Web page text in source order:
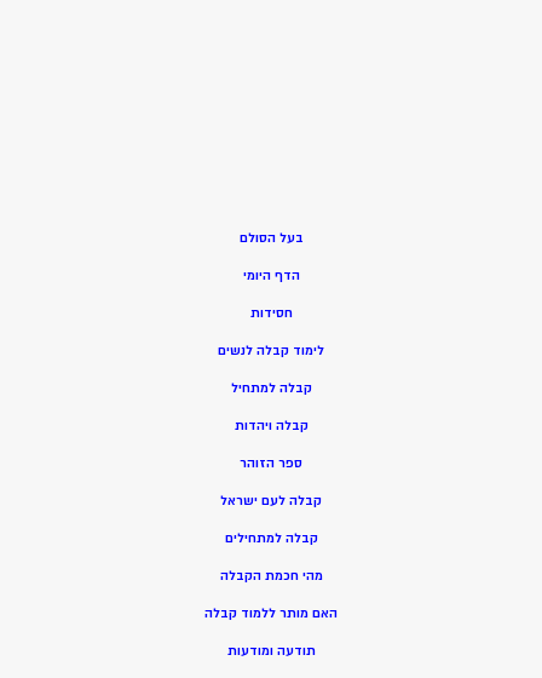
בעל הסולם
הדף היומי
חסידות
לימוד קבלה לנשים
קבלה למתחיל
קבלה ויהדות
ספר הזוהר
קבלה לעם ישראל
קבלה למתחילים
מהי חכמת הקבלה
האם מותר ללמוד קבלה
תודעה ומודעות